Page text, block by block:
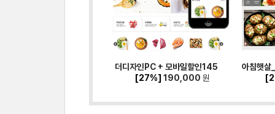
더디자인PC + 모바일할인145
[27%] 190,000 원